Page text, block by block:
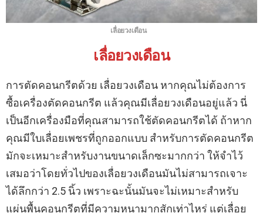
เลื่อยวงเดือน
เลื่อยวงเดือน
การตัดคอนกรีตด้วย เลื่อยวงเดือน หากคุณไม่ต้องการ
ซื้อเครื่องตัดคอนกรีต แล้วคุณมีเลื่อยวงเดือนอยู่แล้ว นี่
เป็นอีกเครื่องมือที่คุณสามารถใช้ตัดคอนกรีตได้ ถ้าหาก
คุณมีใบเลื่อยเพชรที่ถูกออกแบบ สำหรับการตัดคอนกรีต
มักจะเหมาะสำหรับงานขนาดเล็กซะมากกว่า ให้จำไว้
เสมอว่าโดยทั่วไปของเลื่อยวงเดือนมันไม่สามารถเจาะ
ได้ลึกกว่า 2.5 นิ้ว เพราะฉะนั้นมันจะไม่เหมาะสำหรับ
แผ่นพื้นคอนกรีตที่มีความหนามากสักเท่าไหร่ แต่เลื่อย